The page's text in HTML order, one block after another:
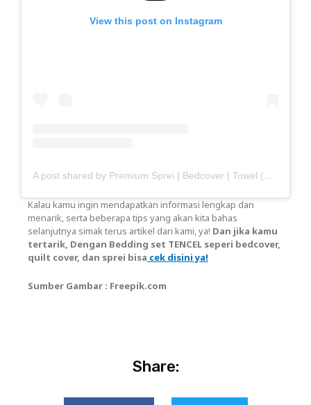
View this post on Instagram
A post shared by Premium Sprei | Bedcover | Towel (@haisante)
Kalau kamu ingin mendapatkan informasi lengkap dan
menarik, serta beberapa tips yang akan kita bahas
selanjutnya simak terus artikel dari kami, ya! Dan jika kamu
tertarik, Dengan Bedding set TENCEL seperi bedcover,
quilt cover, dan sprei bisa cek disini ya!
Sumber Gambar : Freepik.com
Share: